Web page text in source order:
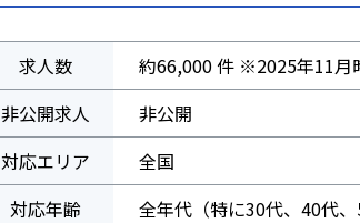
求人数
約66,000 件 ※2025年11月
非公開求人
非公開
対応エリア
全国
対応年齢
全年代（特に30代、40代、